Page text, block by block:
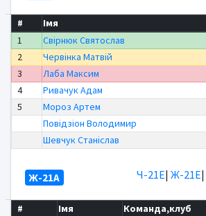
# Імя
1
Свірнюк Святослав
2
Червінка Матвій
3
Лаба Максим
4
Ривачук Адам
5
Мороз Артем
Повідзіон Володимир
Шевчук Станіслав
Ж-21А Ч-21Е| Ж-21Е|
# Імя Команда,клуб